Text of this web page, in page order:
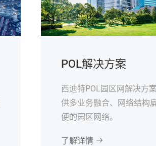
POL解决方案
西迪特POL园区网解决方
供多业务融合、网络结构
便的园区网络。
了解详情 